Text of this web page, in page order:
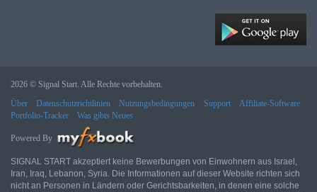
2026 © Signal Start. Alle Rechte vorbehalten.
Über
Datenschutzrichtlinien Nutzungsbedingungen Support
Affiliate-Software
Portfolio-Tracker
Was gibts Neues
Powered By
SIGNAL START akzeptiert keine Bewerbungen von Einwohnern aus Israel,
Iran, Iraq, Lebanon, Syria. Die Informationen auf dieser Website richten sich
nicht an Personen in Ländern oder Gerichtsbarkeiten, in denen eine solche